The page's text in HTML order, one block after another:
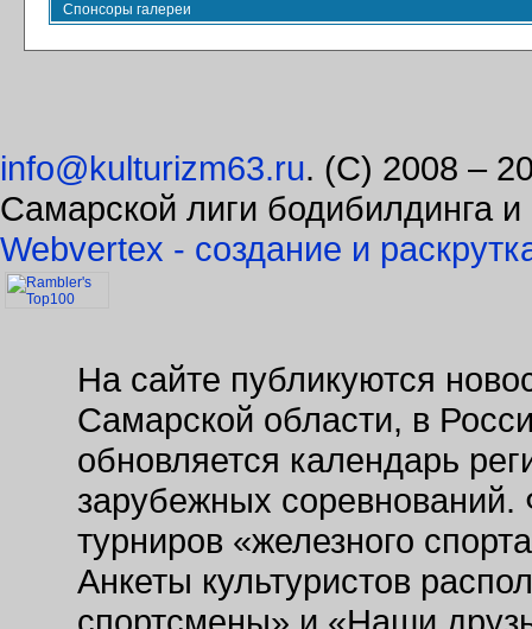
Спонсоры галереи
info@kulturizm63.ru. (C) 2008 –
Самарской лиги бодибилдинга
Webvertex - создание и
На сайте публикуются
Самарской области, в
обновляется календарь
зарубежных соревнований.
турниров «железного
Анкеты культуристов